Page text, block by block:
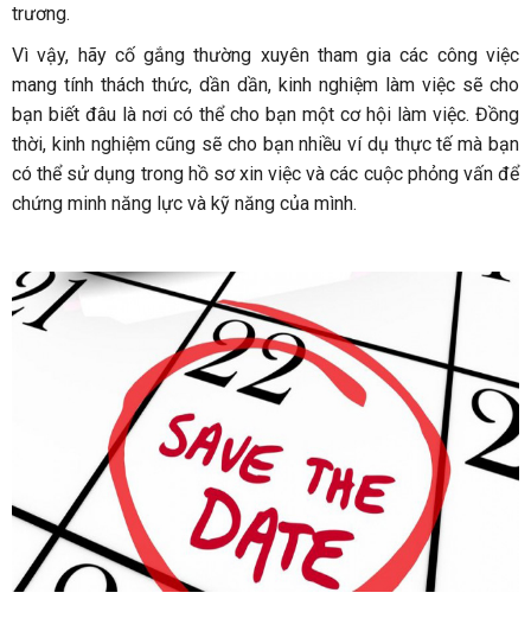
trương.
Vì vậy, hãy cố gắng thường xuyên tham gia các công việc
mang tính thách thức, dần dần, kinh nghiệm làm việc sẽ cho
bạn biết đâu là nơi có thể cho bạn một cơ hội làm việc. Đồng
thời, kinh nghiệm cũng sẽ cho bạn nhiều ví dụ thực tế mà bạn
có thể sử dụng trong hồ sơ xin việc và các cuộc phỏng vấn để
chứng minh năng lực và kỹ năng của mình.